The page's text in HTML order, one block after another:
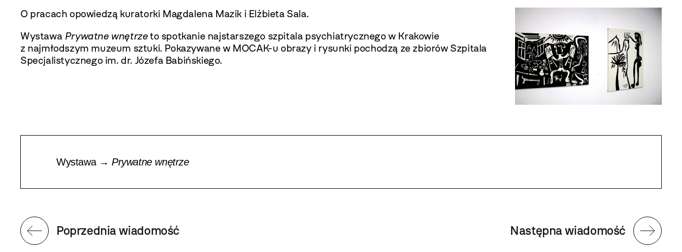
O pracach opowiedzą kuratorki Magdalena Mazik i Elżbieta Sala.
Wystawa Prywatne wnętrzeto spotkanie najstarszego szpitala psychiatrycznego w Krakowie
z najmłodszym muzeum sztuki. Pokazywane w MOCAK-u obrazy i rysunki pochodzą ze zbiorów Szpitala
Specjalistycznego im. dr. Józefa Babińskiego.
Wystawa → Prywatne wnętrze
Następna wiadomość
Poprzednia wiadomość